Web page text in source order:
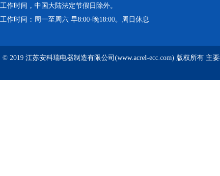
工作时间，中国大陆法定节假日除外。
工作时间：周一至周六 早8:00-晚18:00。周日休息
© 2019 江苏安科瑞电器制造有限公司(www.acrel-ecc.com) 版权所有 主